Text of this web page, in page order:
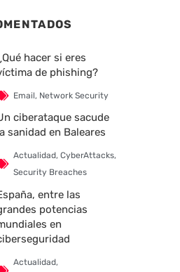
hacer si eres
de phishing?
Email, Network Security
ciberataque sacude
sanidad en Baleares
Actualidad, CyberAttacks,
Security Breaches
entre las
potencias
en
Actualidad,